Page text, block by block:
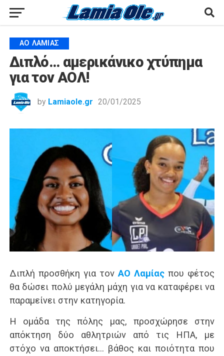
ΑΟ ΛΑΜΊΑΣ
Διπλό… αμερικάνικο χτύπημα
για τον ΑΟΛ!
by Lamiaole.gr 20/01/2025
Διπλή προσθήκη για τονΑΟ Λαμίας που φέτος
θα δώσει πολύ μεγάλη μάχη για να καταφέρει να
παραμείνει στην κατηγορία.
Η ομάδα της πόλης μας, προσχώρησε στην
απόκτηση δύο αθλητριών από τις ΗΠΑ, με
στόχο να αποκτήσει… βάθος και ποιότητα που